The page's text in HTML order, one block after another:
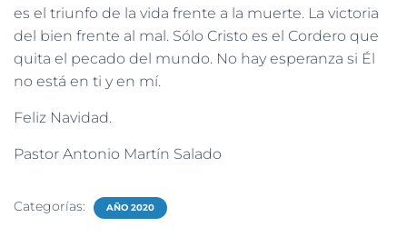
es el triunfo de la vida frente a la muerte. La victoria
del bien frente al mal. Sólo Cristo es el Cordero que
quita el pecado del mundo. No hay esperanza si Él
no está en ti y en mí.
Feliz Navidad.
Pastor Antonio Martín Salado
Categorías: AÑO 2020